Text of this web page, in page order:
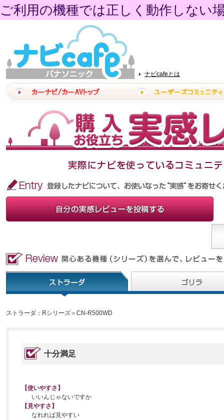
ご利用の機種では正しく動作しない
ナビcafeとは
ストラーダ：Rシリーズ＞CN-R500WD
十分満足
【使いやすさ】
いいんじゃないですか
【見やすさ】
なれれば見やすい